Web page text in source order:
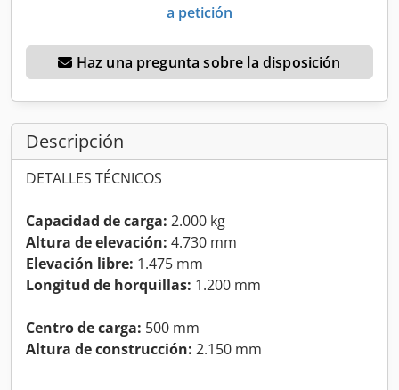
a petición
Haz una pregunta sobre la disposición
Descripción
DETALLES TÉCNICOS
Capacidad de carga: 2.000 kg
Altura de elevación: 4.730 mm
Elevación libre: 1.475 mm
Longitud de horquillas: 1.200 mm
Centro de carga: 500 mm
Altura de construcción: 2.150 mm